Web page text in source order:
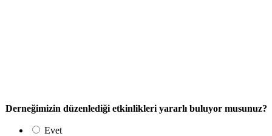
Derneğimizin düzenlediği etkinlikleri yararlı buluyor musunuz?
Evet